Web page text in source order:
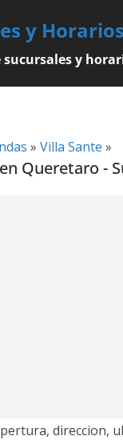
y Horarios
y
» Villa Sante »
Queretaro -
direccion,